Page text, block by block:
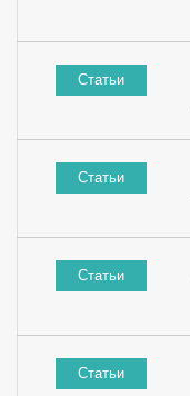
Статьи
Статьи
Статьи
Статьи